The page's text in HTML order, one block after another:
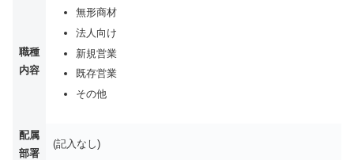
職種
内容
無形商材
法人向け
新規営業
既存営業
その他
配属
部署
(記入なし)